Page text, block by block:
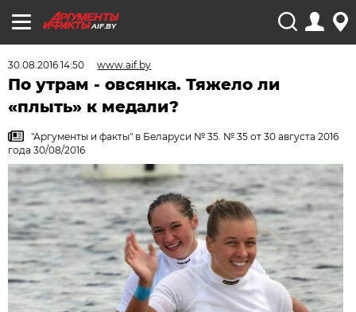
AIF.BY
30.08.2016 14:50 www.aif.by
По утрам - овсянка. Тяжело ли
«плыть» к медали?
"Аргументы и факты" в Беларуси № 35. № 35 от 30 августа 2016
года 30/08/2016